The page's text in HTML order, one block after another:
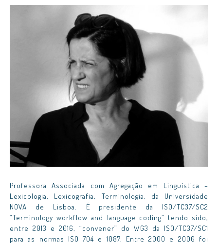
Professora Associada com Agregação em Linguística –
Lexicologia, Lexicografia, Terminologia, da Universidade
NOVA de Lisboa. É presidente da ISO/TC37/SC2
“Terminology workflow and language coding” tendo sido,
entre 2013 e 2016, “convener” do WG3 da ISO/TC37/SC1
para as normas ISO 704 e 1087. Entre 2000 e 2006 foi